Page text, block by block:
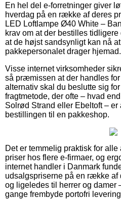
En hel del e-forretninger giver
hverdag på en række af deres
LED Loftlampe Ø40 White –
krav om at der bestilles
at de højst sandsynligt kan nå
pakkepersonalet drager hjemad.
Visse internet virksomheder
så præmissen at der handles
alternativ skal du beslutte sig
fragtmetode, der ofte – hvad
Solrød Strand eller Ebeltoft –
bestillingen til en pakkeshop.
Det er temmelig praktisk for
priser hos flere e-firmaer, og
internet handler i Danmark
udsalgspriserne på en række af
og ligeledes til herrer og damer
gange frembyde portofri